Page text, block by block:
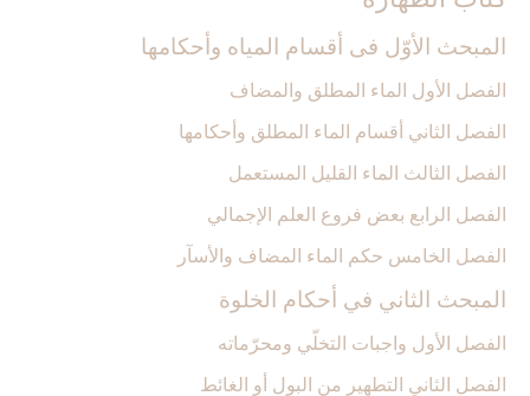
المبحث الأوّل فى أقسام المياه وأحكامها
الفصل الأول الماء المطلق والمضاف‏
الفصل الثاني أقسام الماء المطلق وأحكامها
الفصل الثالث الماء القليل المستعمل‏
الفصل الرابع بعض فروع العلم الإجمالي‏
الفصل الخامس حكم الماء المضاف والأسآر
المبحث الثاني في أحكام الخلوة
الفصل الأول واجبات التخلّي ومحرّماته‏
الفصل الثاني التطهير من البول أو الغائط